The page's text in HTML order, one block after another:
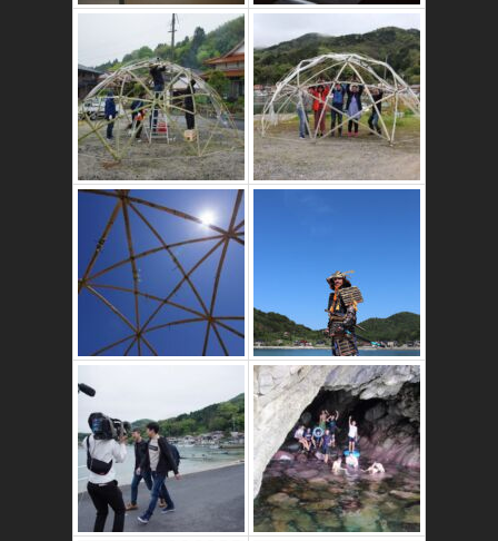
竹ドームのワーク
ショップ